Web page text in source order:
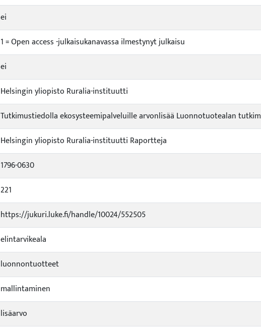
ei
1 = Open access -julkaisukanavassa ilmestynyt julkaisu
ei
Helsingin yliopisto Ruralia-instituutti
Tutkimustiedolla ekosysteemipalveluille arvonlisää Luonnotuotealan
Helsingin yliopisto Ruralia-instituutti Raportteja
1796-0630
221
https://jukuri.luke.fi/handle/10024/552505
elintarvikeala
luonnontuotteet
mallintaminen
lisäarvo